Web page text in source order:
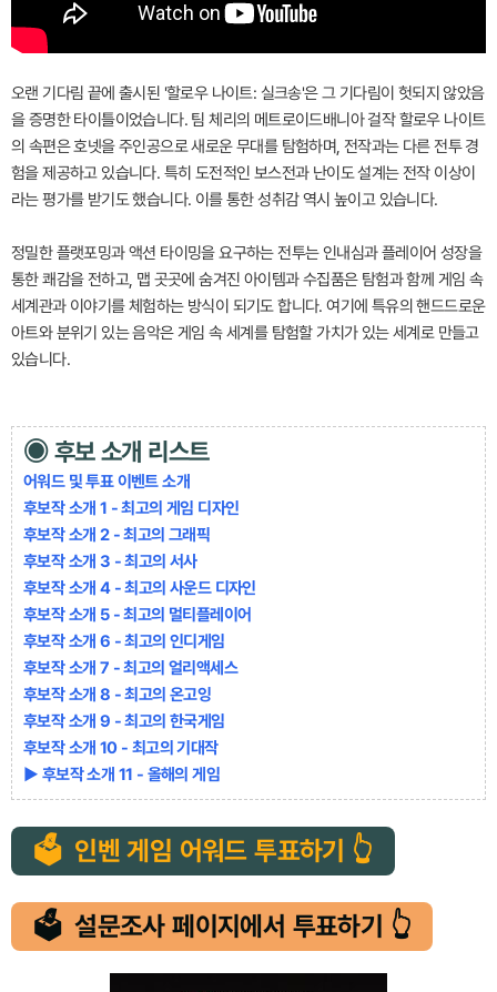
오랜 기다림 끝에 출시된 '할로우 나이트: 실크송'은 그 기다림이 헛되지 않았음
을 증명한 타이틀이었습니다. 팀 체리의 메트로이드배니아 걸작 할로우 나이트
의 속편은 호넷을 주인공으로 새로운 무대를 탐험하며, 전작과는 다른 전투 경
험을 제공하고 있습니다. 특히 도전적인 보스전과 난이도 설계는 전작 이상이
라는 평가를 받기도 했습니다. 이를 통한 성취감 역시 높이고 있습니다.
정밀한 플랫포밍과 액션 타이밍을 요구하는 전투는 인내심과 플레이어 성장을
통한 쾌감을 전하고, 맵 곳곳에 숨겨진 아이템과 수집품은 탐험과 함께 게임 속
세계관과 이야기를 체험하는 방식이 되기도 합니다. 여기에 특유의 핸드드로운
아트와 분위기 있는 음악은 게임 속 세계를 탐험할 가치가 있는 세계로 만들고
있습니다.
◉ 후보 소개 리스트
어워드 및 투표 이벤트 소개
후보작 소개 1 - 최고의 게임 디자인
후보작 소개 2 - 최고의 그래픽
후보작 소개 3 - 최고의 서사
후보작 소개 4 - 최고의 사운드 디자인
후보작 소개 5 - 최고의 멀티플레이어
후보작 소개 6 - 최고의 인디게임
후보작 소개 7 - 최고의 얼리액세스
후보작 소개 8 - 최고의 온고잉
후보작 소개 9 - 최고의 한국게임
후보작 소개 10 - 최고의 기대작
▶ 후보작 소개 11 - 올해의 게임
🗳 인벤 게임 어워드 투표하기 👆
🗳 설문조사 페이지에서 투표하기 👆